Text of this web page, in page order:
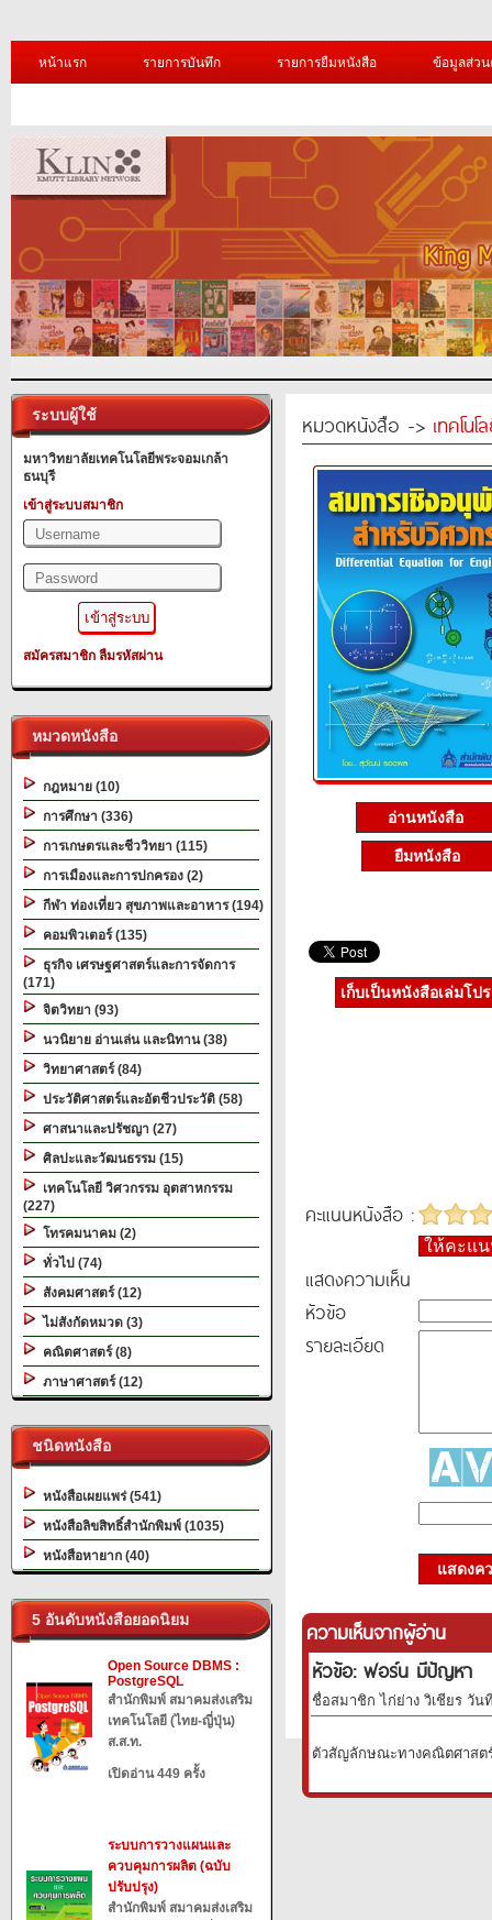
หน้าแรก รายการบันทึก รายการยืมหนังสือ ข้อมูลส่ว
ระบบผู้ใช้
มหาวิทยาลัยเทคโนโลยีพระจอมเกล้า
ธนบุรี
เข้าสู่ระบบสมาชิก
สมัครสมาชิก ลืมรหัสผ่าน
หมวดหนังสือ
กฎหมาย (10)
การศึกษา (336)
การเกษตรและชีววิทยา (115)
การเมืองและการปกครอง (2)
กีฬา ท่องเที่ยว สุขภาพและอาหาร (194)
คอมพิวเตอร์ (135)
ธุรกิจ เศรษฐศาสตร์และการจัดการ
(171)
จิตวิทยา (93)
นวนิยาย อ่านเล่น และนิทาน (38)
วิทยาศาสตร์ (84)
ประวัติศาสตร์และอัตชีวประวัติ (58)
ศาสนาและปรัชญา (27)
ศิลปะและวัฒนธรรม (15)
เทคโนโลยี วิศวกรรม อุตสาหกรรม
(227)
โทรคมนาคม (2)
ทั่วไป (74)
สังคมศาสตร์ (12)
ไม่สังกัดหมวด (3)
คณิตศาสตร์ (8)
ภาษาศาสตร์ (12)
ชนิดหนังสือ
หนังสือเผยแพร่ (541)
หนังสือลิขสิทธิ์สำนักพิมพ์ (1035)
หนังสือหายาก (40)
5 อันดับหนังสือยอดนิยม
Open Source DBMS :
PostgreSQL
สำนักพิมพ์ สมาคมส่งเสริม
เทคโนโลยี (ไทย-ญี่ปุ่น)
ส.ส.ท.
เปิดอ่าน 449 ครั้ง
ระบบการวางแผนและ
ควบคุมการผลิต (ฉบับ
ปรับปรุง)
สำนักพิมพ์ สมาคมส่งเสริม
หมวดหนังสือ -> เทคโน
อ่านหนังสือ
ยืมหนังสือ
เก็บเป็นหนังสือเล่มโป
คะแนนหนังสือ :
ให้คะแ
แสดงความเห็น
หัวข้อ
รายละเอียด
แสดงค
ความเห็นจากผู้อ่าน
หัวข้อ: ฟอร์น มีปัญหา
ชื่อสมาชิก ไก่ย่าง วิเชียร วัน
ตัวสัญลักษณะทางคณิตศาสต